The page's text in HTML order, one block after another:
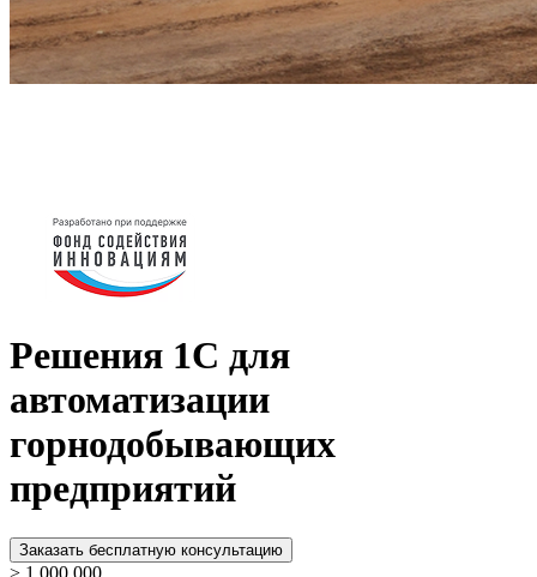
Решения 1С для
автоматизации
горнодобывающих
предприятий
Заказать бесплатную консультацию
> 1 000 000